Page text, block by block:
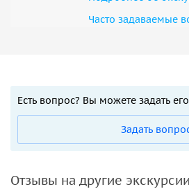
Часто задаваемые
Есть вопрос? Вы можете задать
Задать
Отзывы на другие